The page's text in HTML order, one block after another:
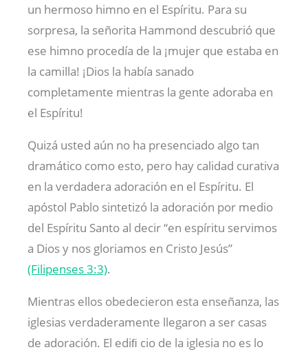
un hermoso himno en el Espíritu. Para su
sorpresa, la señorita Hammond descubrió que
ese himno procedía de la ¡mujer que estaba en
la camilla! ¡Dios la había sanado
completamente mientras la gente adoraba en
el Espíritu!
Quizá usted aún no ha presenciado algo tan
dramático como esto, pero hay calidad curativa
en la verdadera adoración en el Espíritu. El
apóstol Pablo sintetizó la adoración por medio
del Espíritu Santo al decir “en espíritu servimos
a Dios y nos gloriamos en Cristo Jesús”
(Filipenses 3:3).
Mientras ellos obedecieron esta enseñanza, las
iglesias verdaderamente llegaron a ser casas
de adoración. El ediﬁ cio de la iglesia no es lo